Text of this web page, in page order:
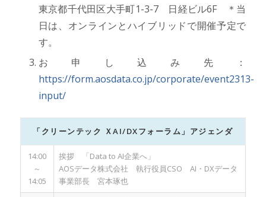
東京都千代田区大手町1-3-7 日経ビル6F ＊当
日は、オンラインとハイブリッドで開催予定で
す。
お申し込み先：
https://form.aosdata.co.jp/corporate/event2313-
input/
「クリーンテック ＸAI/DXフォーラム」アジェンダ
14:00
～
14:05
挨拶 「Data to AI企業へ」
AOSデータ株式会社 執行役員CSO AI・DXデータ
事業部長 宮本琢也